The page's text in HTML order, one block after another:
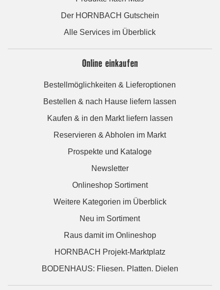
Der HORNBACH Gutschein
Alle Services im Überblick
Online einkaufen
Bestellmöglichkeiten & Lieferoptionen
Bestellen & nach Hause liefern lassen
Kaufen & in den Markt liefern lassen
Reservieren & Abholen im Markt
Prospekte und Kataloge
Newsletter
Onlineshop Sortiment
Weitere Kategorien im Überblick
Neu im Sortiment
Raus damit im Onlineshop
HORNBACH Projekt-Marktplatz
BODENHAUS: Fliesen. Platten. Dielen